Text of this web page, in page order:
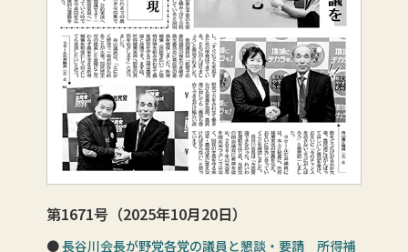
第1671号（2025年10月20日）
長谷川会長が野党各党の議員と懇談・要請 所得補